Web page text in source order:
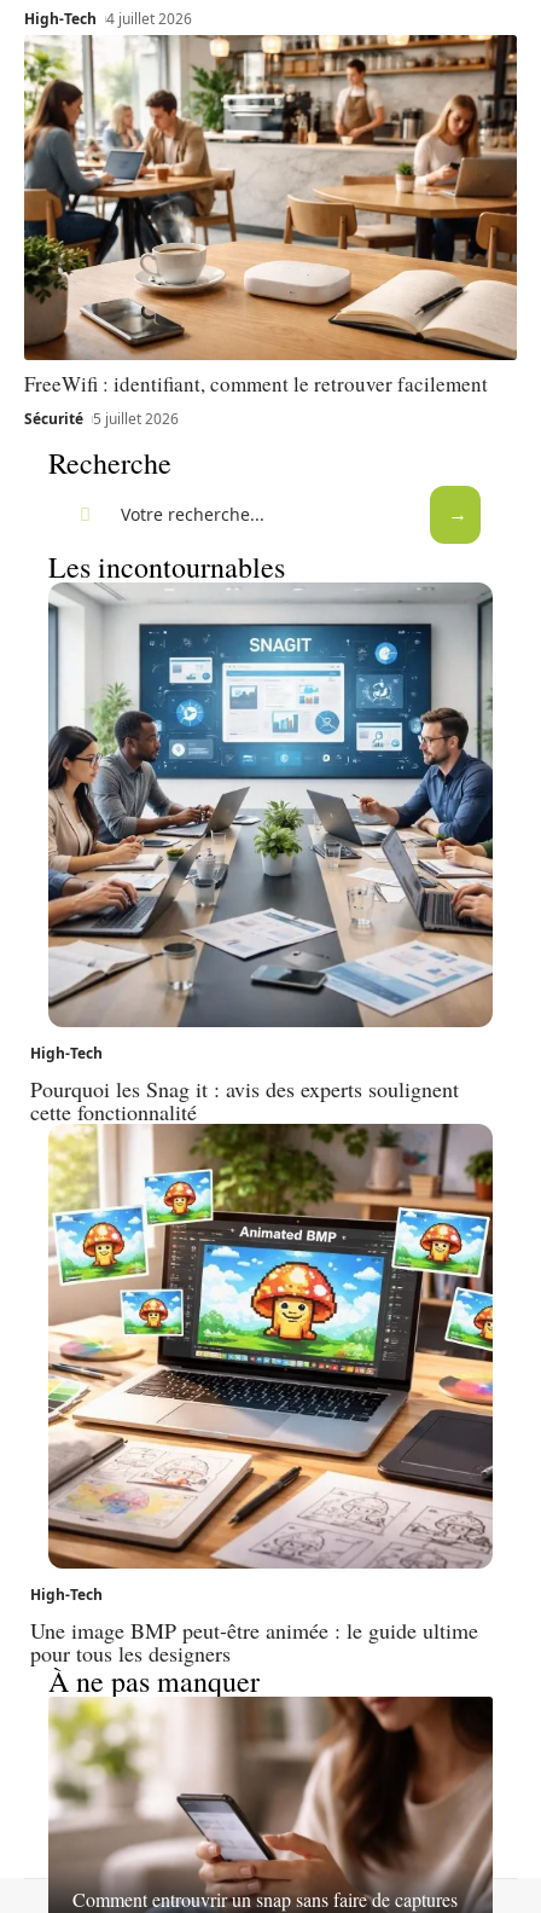
High-Tech 4 juillet 2026
FreeWifi : identifiant, comment le retrouver facilement
Sécurité 5 juillet 2026
Recherche
Les incontournables
High-Tech
Pourquoi les Snag it : avis des experts soulignent
cette fonctionnalité
High-Tech
Une image BMP peut-être animée : le guide ultime
pour tous les designers
À ne pas manquer
Comment entrouvrir un snap sans faire de captures